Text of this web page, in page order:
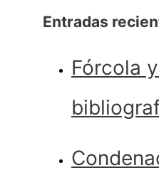
Entradas
Fórcola